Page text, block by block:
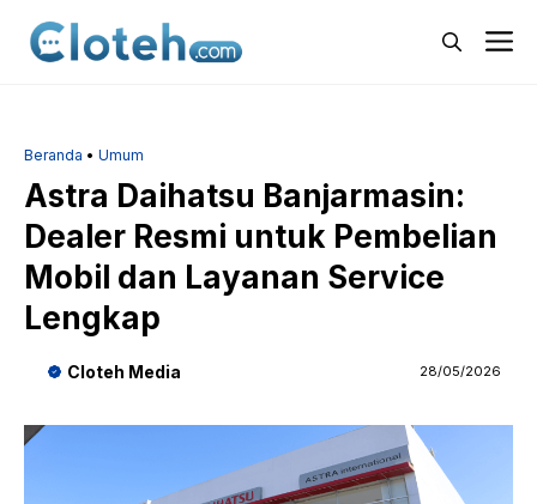
Beranda • Umum
Astra Daihatsu Banjarmasin:
Dealer Resmi untuk Pembelian
Mobil dan Layanan Service
Lengkap
Cloteh Media 28/05/2026